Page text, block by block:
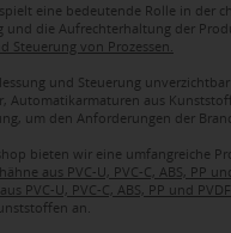
eine bedeutende Rolle in der
und die Aufrechterhaltung der
Steuerung von Prozessen.
und Steuerung
Automatikarmaturen aus
um den Anforderungen der
bieten wir eine umfangreiche
aus PVC-U, PVC-C, ABS, PP
PVC-U, PVC-C, ABS, PP und
an.